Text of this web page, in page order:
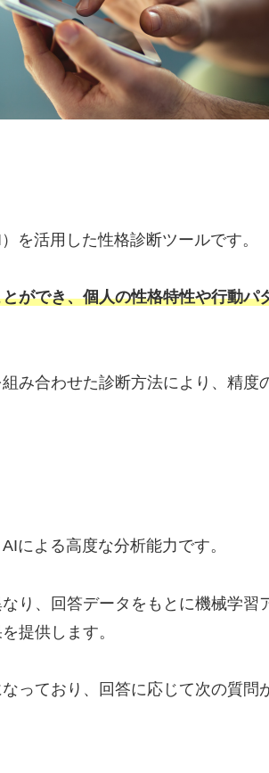
を活用した性格診断ツールです。
ができ、個人の性格特性や行動パ
み合わせた診断方法により、精度
による高度な分析能力です。
り、回答データをもとに機械学習
提供します。
っており、回答に応じて次の質問